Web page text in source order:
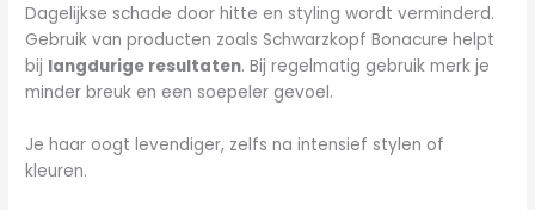
Dagelijkse schade door hitte en styling wordt verminderd.
Gebruik van producten zoals Schwarzkopf Bonacure helpt
bij langdurige resultaten. Bij regelmatig gebruik merk je
minder breuk en een soepeler gevoel.
Je haar oogt levendiger, zelfs na intensief stylen of
kleuren.